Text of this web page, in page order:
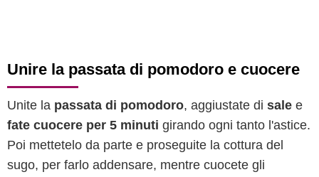
Unire la passata di pomodoro e cuocere
Unite la passata di pomodoro, aggiustate di sale e
fate cuocere per 5 minuti girando ogni tanto l'astice.
Poi mettetelo da parte e proseguite la cottura del
sugo, per farlo addensare, mentre cuocete gli